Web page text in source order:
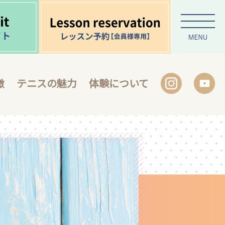
テニスの魅力 体験について